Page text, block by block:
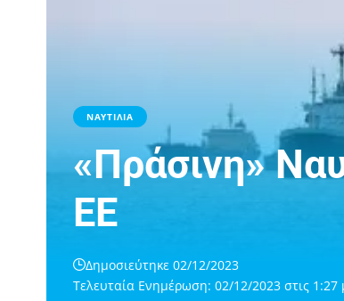
ΝΑΥΤΙΛΙΑ
«Πράσινη»
ΕΕ
Τελευταία Ενημέρωση: 02/12/2023 στις 1:27
Δημοσιεύτηκε 02/12/2023